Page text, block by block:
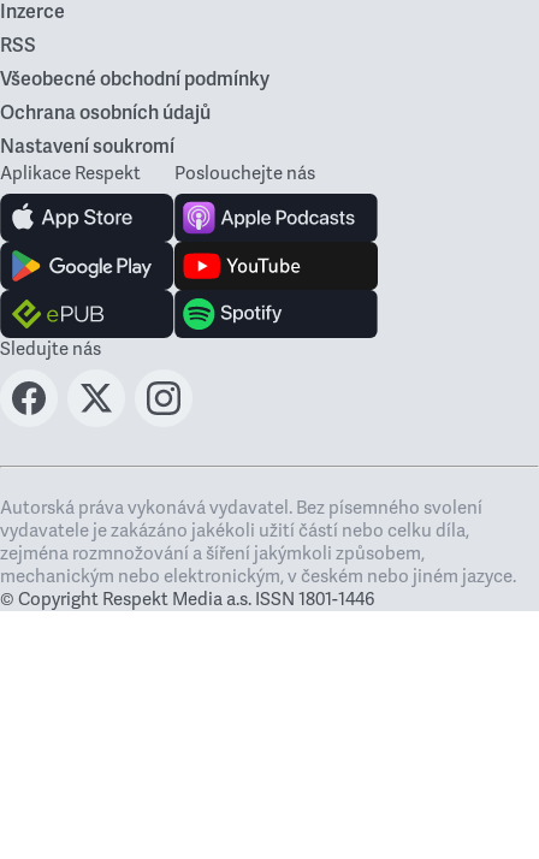
Inzerce
RSS
Všeobecné obchodní podmínky
Ochrana osobních údajů
Nastavení soukromí
Aplikace Respekt Poslouchejte nás
Sledujte nás
Autorská práva vykonává vydavatel. Bez písemného svolení
vydavatele je zakázáno jakékoli užití částí nebo celku díla,
zejména rozmnožování a šíření jakýmkoli způsobem,
mechanickým nebo elektronickým, v českém nebo jiném jazyce.
© Copyright Respekt Media a.s. ISSN 1801-1446